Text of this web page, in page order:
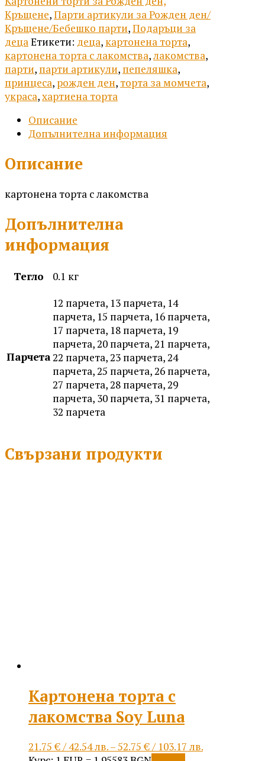
лакомства
-
Дисни
Принцеси
2
Кръщене,Парти артикули за Рожден ден/
Кръщене/Бебешко парти,Подаръци за
децаЕтикети: деца, картонена торта,
картонена торта с лакомства,лакомства,
парти, парти артикули, пепеляшка,
принцеса, рожден ден, торта за момчета,
украса,хартиена торта
Описание
Допълнителна информация
Описание
картонена торта с лакомства
Допълнителна
информация
Тегло 0.1 кг
Парчета
12 парчета, 13 парчета, 14
парчета, 15 парчета, 16 парчета,
17 парчета, 18 парчета, 19
парчета, 20 парчета, 21 парчета,
22 парчета, 23 парчета, 24
парчета, 25 парчета, 26 парчета,
27 парчета, 28 парчета, 29
парчета, 30 парчета, 31 парчета,
32 парчета
Свързани продукти
Картонена торта с
лакомства Soy Luna
21.75€/ 42.54 лв.–52.75€/ 103.17 лв.Price